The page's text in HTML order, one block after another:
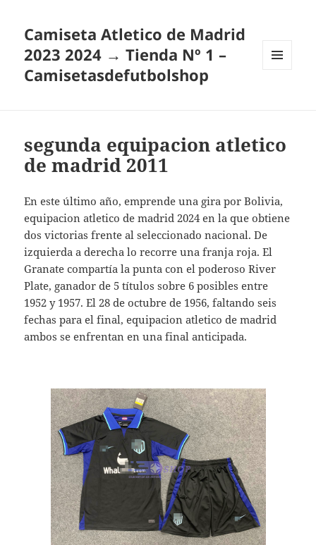
Camiseta Atletico de Madrid
2023 2024 → Tienda Nº 1 –
Camisetasdefutbolshop
segunda equipacion atletico
de madrid 2011
En este último año, emprende una gira por Bolivia,
equipacion atletico de madrid 2024 en la que obtiene
dos victorias frente al seleccionado nacional. De
izquierda a derecha lo recorre una franja roja. El
Granate compartía la punta con el poderoso River
Plate, ganador de 5 títulos sobre 6 posibles entre
1952 y 1957. El 28 de octubre de 1956, faltando seis
fechas para el final, equipacion atletico de madrid
ambos se enfrentan en una final anticipada.